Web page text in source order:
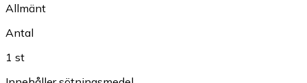
Allmänt
Antal
1 st